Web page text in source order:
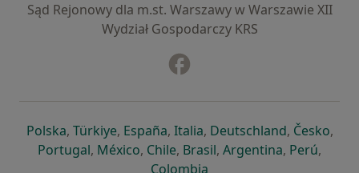
Sąd Rejonowy dla m.st. Warszawy w Warszawie XII
Wydział Gospodarczy KRS
Polskaotwiera się w nowej karcie
, Türkiyeotwiera się w nowej karcie
, Españaotwiera się w nowej karcie
, Italiaotwiera się w nowej
, Deutschlandotwiera się
, Česko,
Portugalotwiera się w nowej karcie
, Méxicootwiera się w nowej karcie
, Chileotwiera się w nowej karcie
, Brasilotwiera się w nowej
, Argentinaotwiera się
, Perú,
Colombia